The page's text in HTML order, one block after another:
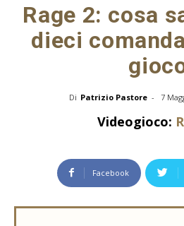
Rage 2: cosa
dieci
Di Patrizio Pastore - 7
Videogioco:
Facebook